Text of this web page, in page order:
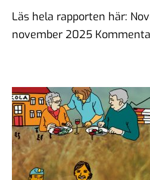
Läs hela rapporten här:
november 2025